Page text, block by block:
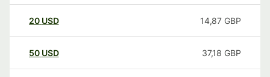
20 USD 14,87 GBP
50 USD 37,18 GBP